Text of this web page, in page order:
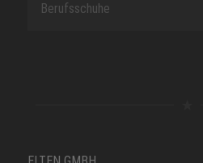
Berufsschuhe